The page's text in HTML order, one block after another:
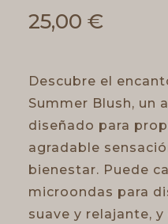
25,00 €
Descubre el
Summer Blush, un
diseñado para
agradable
bienestar. Puede
microondas para
suave y relajante,